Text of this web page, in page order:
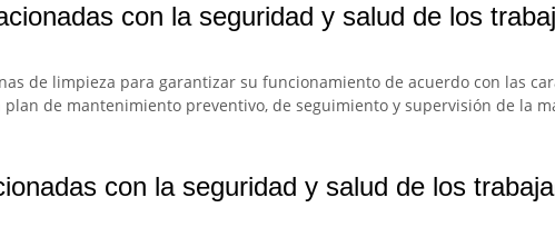
con la seguridad y salud de los
de limpieza para garantizar su funcionamiento de acuerdo con las
de mantenimiento preventivo, de seguimiento y supervisión de la
con la seguridad y salud de los